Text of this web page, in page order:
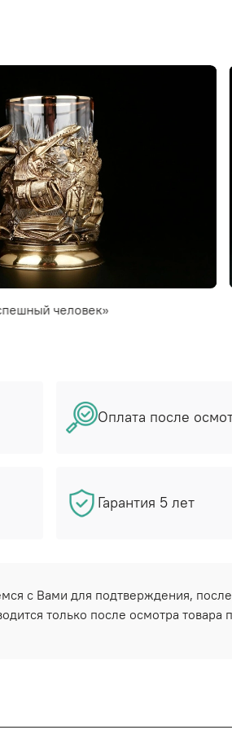
человек»
Оплата после
Гарантия 5 лет
с Вами для подтверждения,
только после осмотра товара